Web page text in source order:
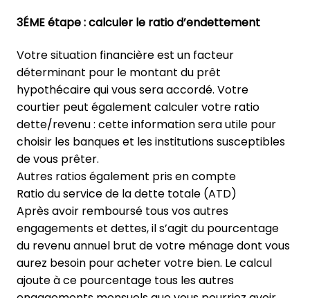
3ÉME étape : calculer le ratio d’endettement
Votre situation financière est un facteur
déterminant pour le montant du prêt
hypothécaire qui vous sera accordé. Votre
courtier peut également calculer votre ratio
dette/revenu : cette information sera utile pour
choisir les banques et les institutions susceptibles
de vous prêter.
Autres ratios également pris en compte
Ratio du service de la dette totale (ATD)
Après avoir remboursé tous vos autres
engagements et dettes, il s’agit du pourcentage
du revenu annuel brut de votre ménage dont vous
aurez besoin pour acheter votre bien. Le calcul
ajoute à ce pourcentage tous les autres